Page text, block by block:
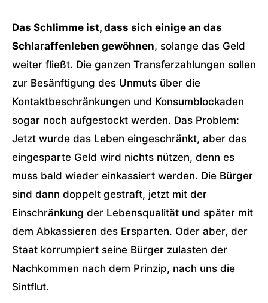
Das Schlimme ist, dass sich einige an das
Schlaraffenleben gewöhnen, solange das Geld
weiter fließt. Die ganzen Transferzahlungen sollen
zur Besänftigung des Unmuts über die
Kontaktbeschränkungen und Konsumblockaden
sogar noch aufgestockt werden. Das Problem:
Jetzt wurde das Leben eingeschränkt, aber das
eingesparte Geld wird nichts nützen, denn es
muss bald wieder einkassiert werden. Die Bürger
sind dann doppelt gestraft, jetzt mit der
Einschränkung der Lebensqualität und später mit
dem Abkassieren des Ersparten. Oder aber, der
Staat korrumpiert seine Bürger zulasten der
Nachkommen nach dem Prinzip, nach uns die
Sintflut.